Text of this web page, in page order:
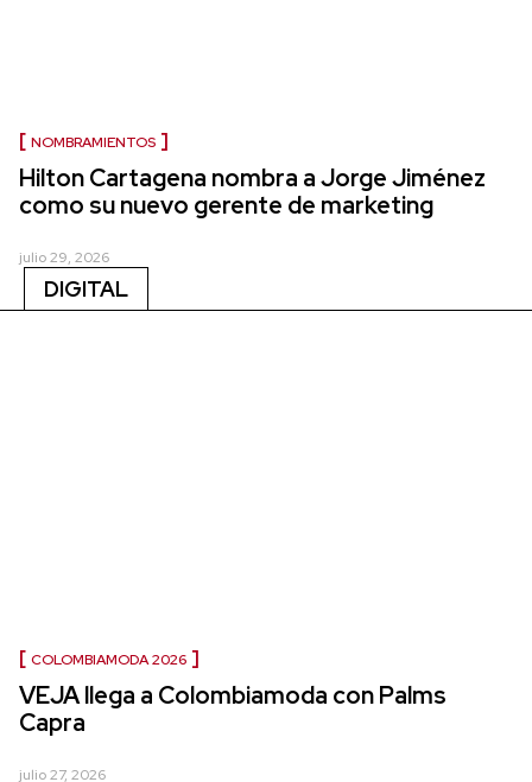
NOMBRAMIENTOS
Hilton Cartagena nombra a Jorge Jiménez
como su nuevo gerente de marketing
julio 29, 2026
DIGITAL
COLOMBIAMODA 2026
VEJA llega a Colombiamoda con Palms
Capra
julio 27, 2026